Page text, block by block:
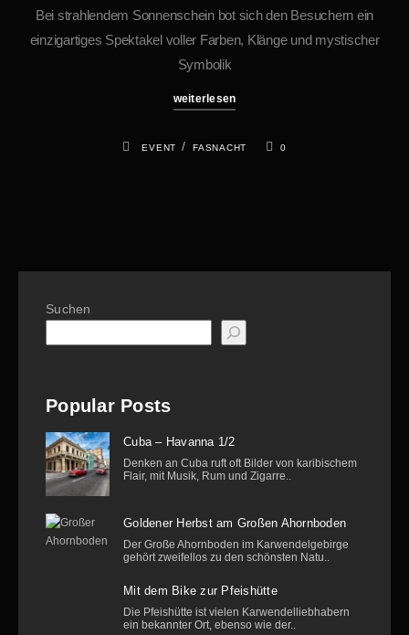
Bei strahlendem Sonnenschein bot sich den Besuchern ein
einzigartiges Spektakel voller Farben, Klänge und mystischer
Symbolik
weiterlesen
EVENT / FASNACHT 0
Suchen
Popular Posts
Cuba – Havanna 1/2
Denken an Cuba ruft oft Bilder von karibischem
Flair, mit Musik, Rum und Zigarre..
Goldener Herbst am Großen Ahornboden
Der Große Ahornboden im Karwendelgebirge
gehört zweifellos zu den schönsten Natu..
Mit dem Bike zur Pfeishütte
Die Pfeishütte ist vielen Karwendelliebhabern
ein bekannter Ort, ebenso wie der..